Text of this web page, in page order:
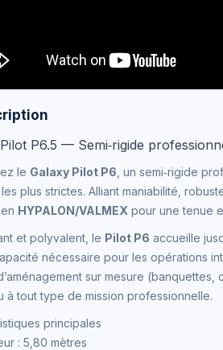
P6.5 — Semi‑rigide
le Galaxy Pilot P6 , un semi‑rigide
plus strictes. Alliant maniabilité,
HYPALON/VALMEX pour une tenue
et polyvalent, le Pilot P6 accueille
nécessaire pour les opérations
sur mesure
à tout type de mission professionnelle.
principales
: 5,80 mètres